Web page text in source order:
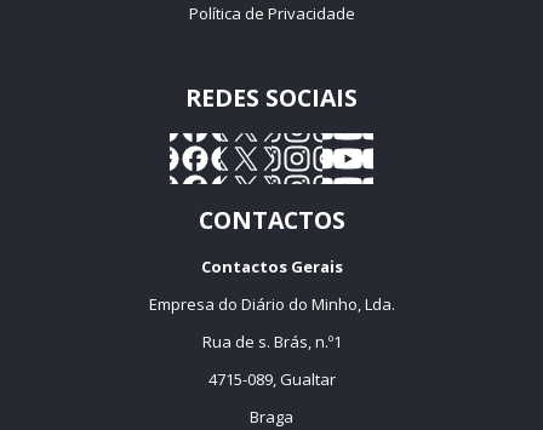
Política de Privacidade
REDES SOCIAIS
CONTACTOS
Contactos Gerais
Empresa do Diário do Minho, Lda.
Rua de s. Brás, n.º1
4715-089, Gualtar
Braga